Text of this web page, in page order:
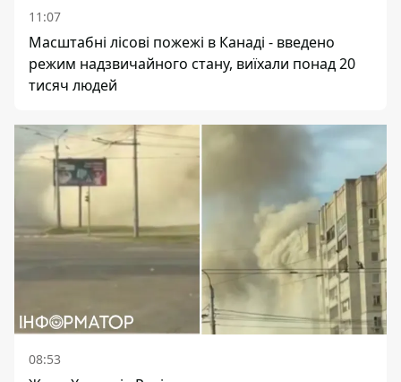
11:07
Масштабні лісові пожежі в Канаді - введено
режим надзвичайного стану, виїхали понад 20
тисяч людей
08:53